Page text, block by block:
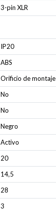
3-pin XLR
IP20
ABS
Orificio de montaje
No
No
Negro
Activo
20
14,5
28
3